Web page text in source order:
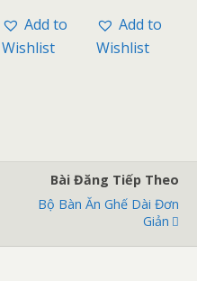
5
a
Add to
Wishlist
5
a
Add to
Wishlist
Bài Đăng Tiếp Theo
Bộ Bàn Ăn Ghế Dài Đơn
Giản